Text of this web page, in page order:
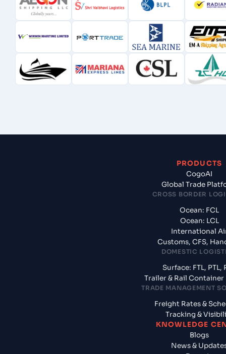
PRODUCTS
CogoAI
Global Trade
CROSS BORDER
Ocean: FCL
Ocean: LCL
International
Customs, CFS,
DOMESTIC
Surface: FTL, PTL,
Trailer & Rail Container
TRADE MANAGEMENT
Freight Rates &
Tracking &
KNOWLEDGE
Blogs
News &